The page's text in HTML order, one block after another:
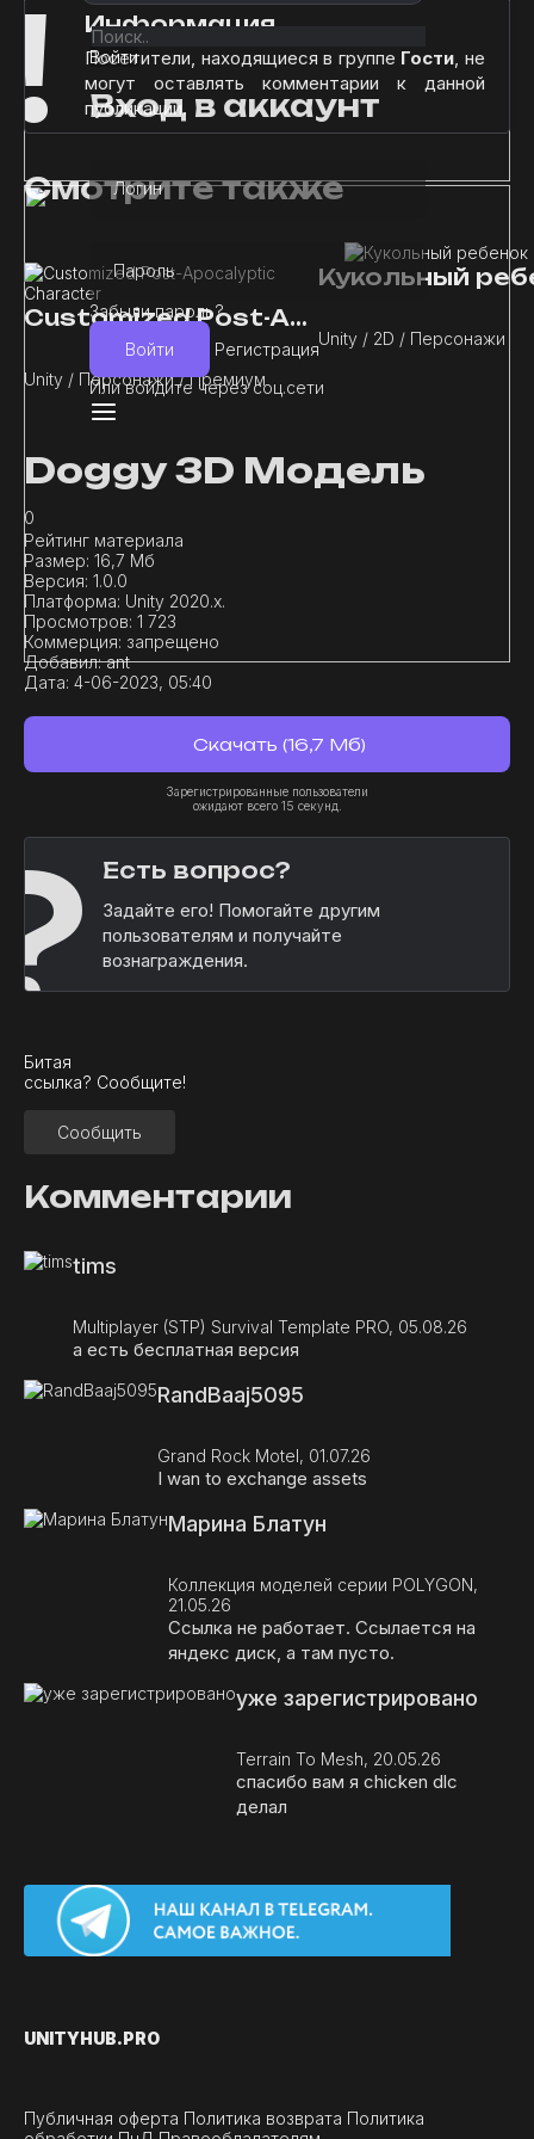
Войти
Вход в аккаунт
Логин
Пароль
Забыли пароль?
Войти
Регистрация
Или войдите через соц.сети
! Информация
Посетители, находящиеся в группе Гости, не
могут оставлять комментарии к данной
публикации.
Смотрите также
Customized Post-Apocalyptic Character
Unity / Персонажи / Премиум
Кукольный
Unity / 2D / Персонажи
Doggy 3D Модель
0
Рейтинг материала
Размер: 16,7 Мб
Версия: 1.0.0
Платформа: Unity 2020.x.
Просмотров: 1 723
Коммерция: запрещено
Добавил: ant
Дата: 4-06-2023, 05:40
Скачать (16,7 Мб)
Зарегистрированные пользователи
ожидают всего 15 секунд.
Есть вопрос?
Задайте его! Помогайте другим
пользователям и получайте
вознаграждения.
Битая
ссылка? Сообщите!
Сообщить
Комментарии
tims
Multiplayer (STP) Survival Template PRO, 05.08.26
а есть бесплатная версия
RandBaaj5095
Grand Rock Motel, 01.07.26
I wan to exchange assets
Марина Блатун
Коллекция моделей серии POLYGON,
21.05.26
Ссылка не работает. Ссылается на
яндекс диск, а там пусто.
уже зарегистрировано
Terrain To Mesh, 20.05.26
спасибо вам я chicken dlc
делал
UNITYHUB.PRO
Публичная оферта Политика возврата Политика